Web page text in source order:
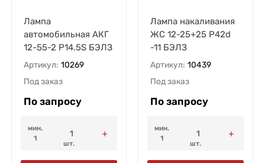
Лампа
автомобильная АКГ
12-55-2 P14.5S БЭЛЗ
Артикул: 10269
Под заказ
По запросу
мин.
1
шт.
Лампа накаливания
ЖС 12-25+25 P42d
-11 БЭЛЗ
Артикул: 10439
Под заказ
По запросу
мин.
1
шт.